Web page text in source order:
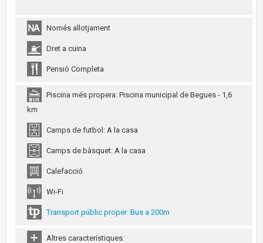
Només allotjament
Dret a cuina
Pensió Completa
Piscina més propera: Piscina municipal de Begues - 1,6
km
Camps de futbol: A la casa
Camps de bàsquet: A la casa
Calefacció
Wi-Fi
Transport públic proper: Bus a 200m
Altres característiques: